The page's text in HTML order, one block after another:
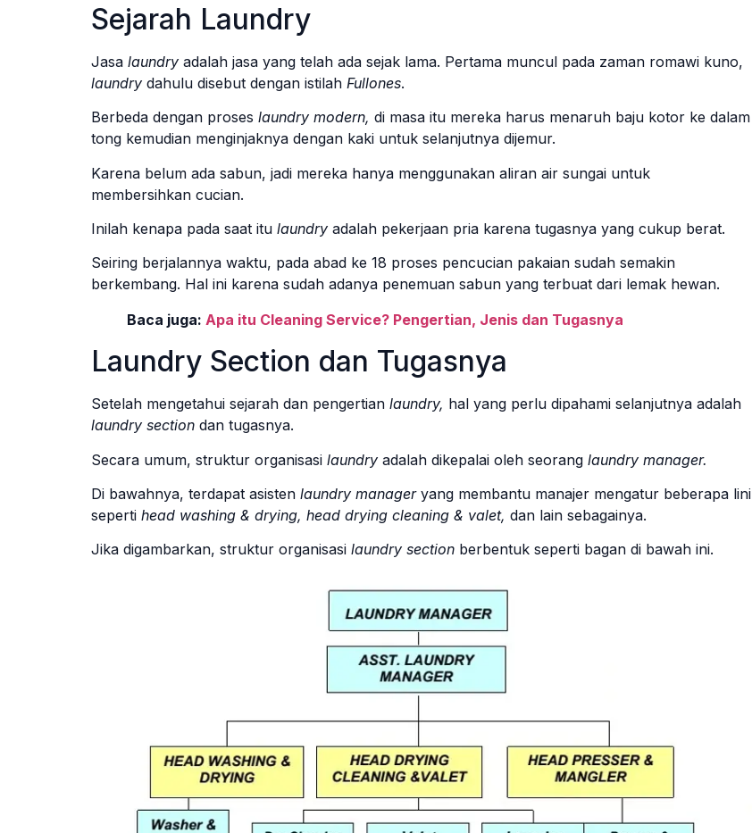
Sejarah Laundry
Jasa laundry adalah jasa yang telah ada sejak lama. Pertama muncul pada zaman romawi kuno,
laundry dahulu disebut dengan istilah Fullones.
Berbeda dengan proses laundry modern, di masa itu mereka harus menaruh baju kotor ke dalam
tong kemudian menginjaknya dengan kaki untuk selanjutnya dijemur.
Karena belum ada sabun, jadi mereka hanya menggunakan aliran air sungai untuk
membersihkan cucian.
Inilah kenapa pada saat itu laundry adalah pekerjaan pria karena tugasnya yang cukup berat.
Seiring berjalannya waktu, pada abad ke 18 proses pencucian pakaian sudah semakin
berkembang. Hal ini karena sudah adanya penemuan sabun yang terbuat dari lemak hewan.
Baca juga: Apa itu Cleaning Service? Pengertian, Jenis dan Tugasnya
Laundry Section dan Tugasnya
Setelah mengetahui sejarah dan pengertian laundry, hal yang perlu dipahami selanjutnya adalah
laundry section dan tugasnya.
Secara umum, struktur organisasi laundry adalah dikepalai oleh seorang laundry manager.
Di bawahnya, terdapat asisten laundry manager yang membantu manajer mengatur beberapa lini
seperti head washing & drying, head drying cleaning & valet, dan lain sebagainya.
Jika digambarkan, struktur organisasi laundry section berbentuk seperti bagan di bawah ini.